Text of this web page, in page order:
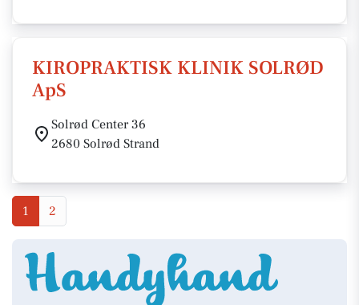
KIROPRAKTISK KLINIK SOLRØD
ApS
Solrød Center 36
2680 Solrød Strand
1 2